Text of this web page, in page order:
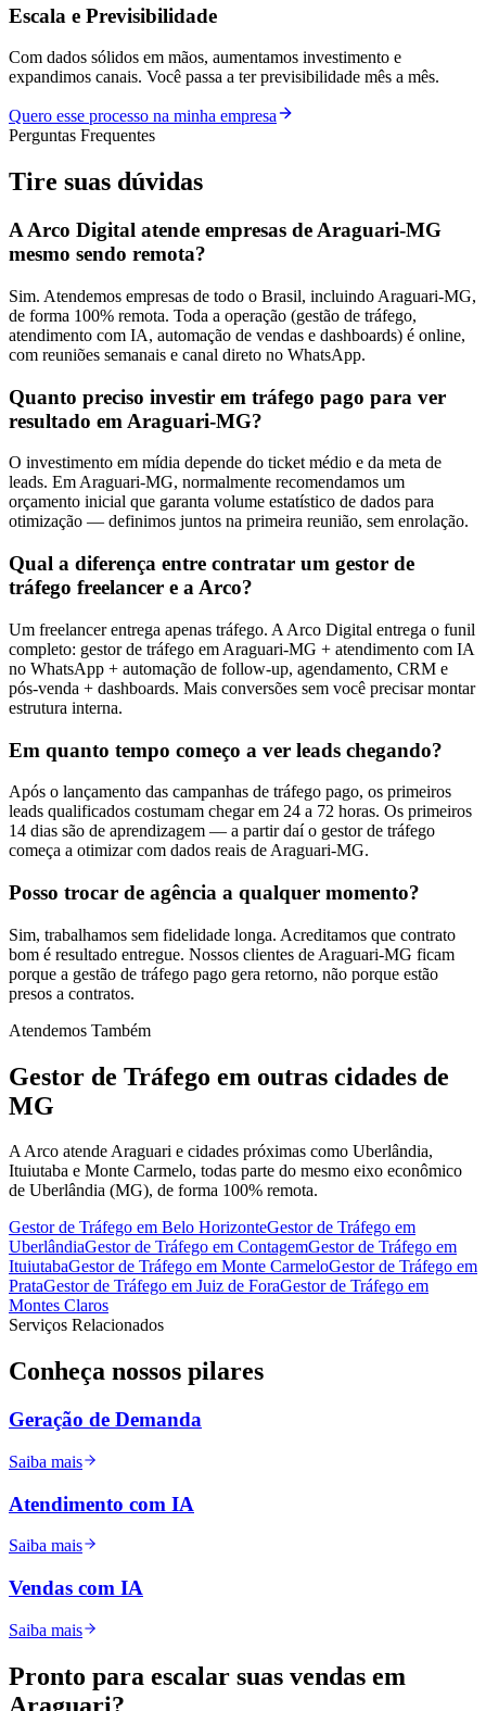
Escala e Previsibilidade
Com dados sólidos em mãos, aumentamos investimento e
expandimos canais. Você passa a ter previsibilidade mês a mês.
Quero esse processo na minha empresa
Perguntas Frequentes
Tire suas dúvidas
A Arco Digital atende empresas de Araguari-MG
mesmo sendo remota?
Sim. Atendemos empresas de todo o Brasil, incluindo Araguari-MG,
de forma 100% remota. Toda a operação (gestão de tráfego,
atendimento com IA, automação de vendas e dashboards) é online,
com reuniões semanais e canal direto no WhatsApp.
Quanto preciso investir em tráfego pago para ver
resultado em Araguari-MG?
O investimento em mídia depende do ticket médio e da meta de
leads. Em Araguari-MG, normalmente recomendamos um
orçamento inicial que garanta volume estatístico de dados para
otimização — definimos juntos na primeira reunião, sem enrolação.
Qual a diferença entre contratar um gestor de
tráfego freelancer e a Arco?
Um freelancer entrega apenas tráfego. A Arco Digital entrega o funil
completo: gestor de tráfego em Araguari-MG + atendimento com IA
no WhatsApp + automação de follow-up, agendamento, CRM e
pós-venda + dashboards. Mais conversões sem você precisar montar
estrutura interna.
Em quanto tempo começo a ver leads chegando?
Após o lançamento das campanhas de tráfego pago, os primeiros
leads qualificados costumam chegar em 24 a 72 horas. Os primeiros
14 dias são de aprendizagem — a partir daí o gestor de tráfego
começa a otimizar com dados reais de Araguari-MG.
Posso trocar de agência a qualquer momento?
Sim, trabalhamos sem fidelidade longa. Acreditamos que contrato
bom é resultado entregue. Nossos clientes de Araguari-MG ficam
porque a gestão de tráfego pago gera retorno, não porque estão
presos a contratos.
Atendemos Também
Gestor de Tráfego em outras cidades de
MG
A Arco atende Araguari e cidades próximas como Uberlândia,
Ituiutaba e Monte Carmelo, todas parte do mesmo eixo econômico
de Uberlândia (MG), de forma 100% remota.
Gestor de Tráfego em Belo HorizonteGestor de Tráfego em
UberlândiaGestor de Tráfego em ContagemGestor de Tráfego em
ItuiutabaGestor de Tráfego em Monte CarmeloGestor de Tráfego em
PrataGestor de Tráfego em Juiz de ForaGestor de Tráfego em
Montes Claros
Serviços Relacionados
Conheça nossos pilares
Geração de Demanda
Saiba mais
Atendimento com IA
Saiba mais
Vendas com IA
Saiba mais
Pronto para escalar suas vendas em
Araguari?